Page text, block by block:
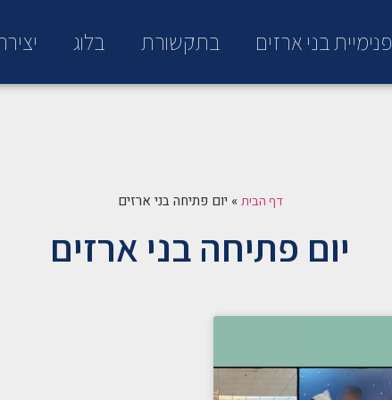
פנימיית בני ארזים בתקשורת בלוג
דף הבית » יום פתיחה בני ארזים
יום פתיחה בני ארזים